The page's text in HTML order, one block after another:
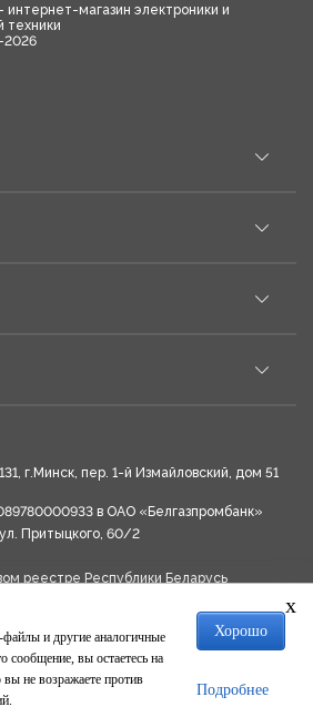
интернет-магазин электроники и
техники
г.Минск, пер. 1-й Измайловский, дом 51
в OАО «Белгазпромбанк»
Притыцкого, 60/2
реестре Республики Беларусь
№ 192957242выдано 18.08.2017
данных
видеонаблюдения
обработки файлов cookie
x
и другие аналогичные
сообщение, вы остаетесь на
вы не возражаете против
Хорошо
Подробнее